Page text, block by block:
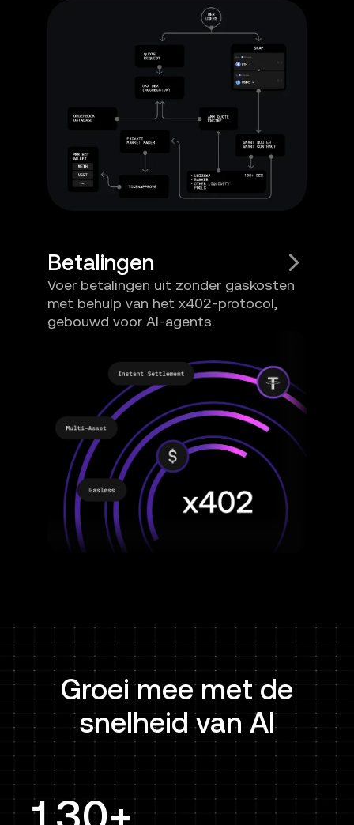
Betalingen
Voer betalingen uit zonder gaskosten
met behulp van het x402-protocol,
gebouwd voor AI-agents.
Groei mee met de
snelheid van AI